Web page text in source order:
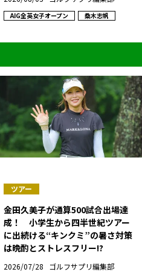
AIG全英女子オープン 桑木志帆
ツアー
金田久美子が通算500試合出場達
成！ 小学生から四半世紀ツアー
に出続ける“キンクミ”の暑さ対策
は晩酌とストレスフリー!?
2026/07/28 ゴルフサプリ編集部